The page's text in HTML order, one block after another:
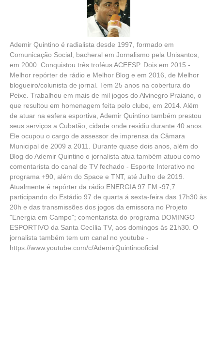
Ademir Quintino é radialista desde 1997, formado em
Comunicação Social, bacheral em Jornalismo pela Unisantos,
em 2000. Conquistou três troféus ACEESP. Dois em 2015 -
Melhor repórter de rádio e Melhor Blog e em 2016, de Melhor
blogueiro/colunista de jornal. Tem 25 anos na cobertura do
Peixe. Trabalhou em mais de mil jogos do Alvinegro Praiano, o
que resultou em homenagem feita pelo clube, em 2014. Além
de atuar na esfera esportiva, Ademir Quintino também prestou
seus serviços a Cubatão, cidade onde residiu durante 40 anos.
Ele ocupou o cargo de assessor de imprensa da Câmara
Municipal de 2009 a 2011. Durante quase dois anos, além do
Blog do Ademir Quintino o jornalista atua também atuou como
comentarista do canal de TV fechado - Esporte Interativo no
programa +90, além do Space e TNT, até Julho de 2019.
Atualmente é repórter da rádio ENERGIA 97 FM -97,7
participando do Estádio 97 de quarta á sexta-feira das 17h30 às
20h e das transmissões dos jogos da emissora no Projeto
"Energia em Campo"; comentarista do programa DOMINGO
ESPORTIVO da Santa Cecília TV, aos domingos às 21h30. O
jornalista também tem um canal no youtube -
https://www.youtube.com/c/AdemirQuintinooficial